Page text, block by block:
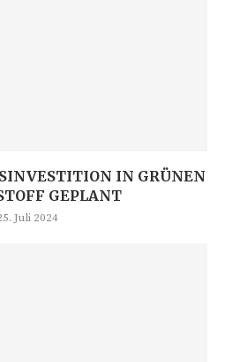
IN GRÜNEN W
GEPLANT
Juli 2024